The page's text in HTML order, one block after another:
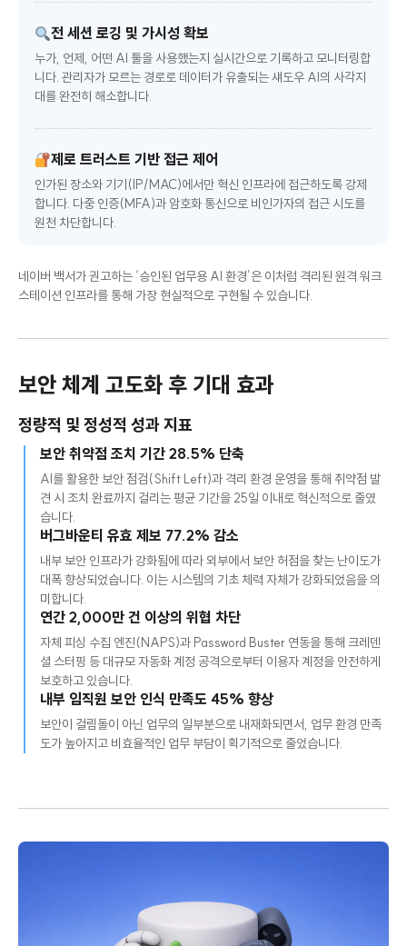
전 세션 로깅 및 가시성 확보
누가, 언제, 어떤 AI 툴을 사용했는지 실시간으로 기록하고 모니터링합
니다. 관리자가 모르는 경로로 데이터가 유출되는 섀도우 AI의 사각지
대를 완전히 해소합니다.
제로 트러스트 기반 접근 제어
인가된 장소와 기기(IP/MAC)에서만 혁신 인프라에 접근하도록 강제
합니다. 다중 인증(MFA)과 암호화 통신으로 비인가자의 접근 시도를
원천 차단합니다.
네이버 백서가 권고하는 ‘승인된 업무용 AI 환경’은 이처럼 격리된 원격 워크
스테이션 인프라를 통해 가장 현실적으로 구현될 수 있습니다.
보안 체계 고도화 후 기대 효과
정량적 및 정성적 성과 지표
보안 취약점 조치 기간 28.5% 단축
AI를 활용한 보안 점검(Shift Left)과 격리 환경 운영을 통해 취약점 발
견 시 조치 완료까지 걸리는 평균 기간을 25일 이내로 혁신적으로 줄였
습니다.
버그바운티 유효 제보 77.2% 감소
내부 보안 인프라가 강화됨에 따라 외부에서 보안 허점을 찾는 난이도가
대폭 향상되었습니다. 이는 시스템의 기초 체력 자체가 강화되었음을 의
미합니다.
연간 2,000만 건 이상의 위협 차단
자체 피싱 수집 엔진(NAPS)과 Password Buster 연동을 통해 크레덴
셜 스터핑 등 대규모 자동화 계정 공격으로부터 이용자 계정을 안전하게
보호하고 있습니다.
내부 임직원 보안 인식 만족도 45% 향상
보안이 걸림돌이 아닌 업무의 일부분으로 내재화되면서, 업무 환경 만족
도가 높아지고 비효율적인 업무 부담이 획기적으로 줄었습니다.